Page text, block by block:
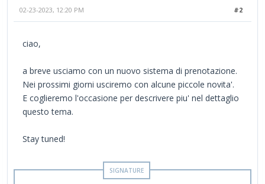
#2
02-23-2023, 12:20 PM
ciao,
a breve usciamo con un nuovo sistema di prenotazione.
Nei prossimi giorni usciremo con alcune piccole novita'.
E coglieremo l'occasione per descrivere piu' nel dettaglio
questo tema.
Stay tuned!